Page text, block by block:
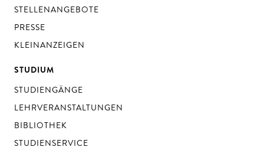
STELLENANGEBOTE
PRESSE
KLEINANZEIGEN
STUDIUM
STUDIENGÄNGE
LEHRVERANSTALTUNGEN
BIBLIOTHEK
STUDIENSERVICE